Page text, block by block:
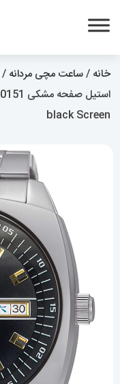
خانه /ساعت مچی مردانه /
black Screen